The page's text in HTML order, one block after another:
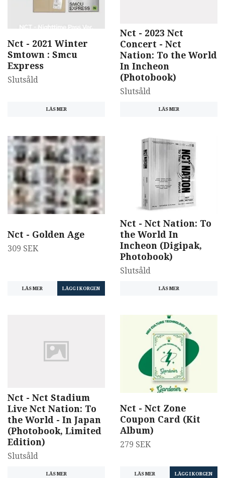
Nct - 2021 Winter
Smtown : Smcu
Express
Slutsåld
LÄS MER
Nct - 2023 Nct
Concert - Nct
Nation: To the World
In Incheon
(Photobook)
Slutsåld
LÄS MER
Nct - Golden Age
309 SEK
LÄS MER
Nct - Nct Nation: To
the World In
Incheon (Digipak,
Photobook)
Slutsåld
LÄS MER
Nct - Nct Stadium
Live Nct Nation: To
the World - In Japan
(Photobook, Limited
Edition)
Slutsåld
LÄS MER
Nct - Nct Zone
Coupon Card (Kit
Album)
279 SEK
LÄS MER